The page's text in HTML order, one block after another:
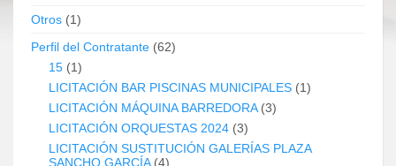
Otros (1)
Perfil del Contratante (62)
15 (1)
LICITACIÓN BAR PISCINAS MUNICIPALES (1)
LICITACIÓN MÁQUINA BARREDORA(3)
LICITACIÓN ORQUESTAS 2024 (3)
LICITACIÓN SUSTITUCIÓN GALERÍAS PLAZA
SANCHO GARCÍA(4)